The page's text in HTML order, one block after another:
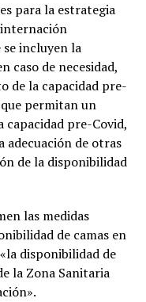
para la estrategia
internación
incluyen la
caso de necesidad,
de la capacidad pre-
permitan un
pre-Covid,
adecuación de otras
de la disponibilidad
las medidas
de camas en
disponibilidad de
la Zona Sanitaria